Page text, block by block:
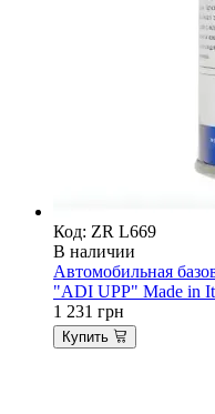
Код: ZR L669
В наличии
Автомобильная
"ADI UPP" Made in
1 231 грн
Купить